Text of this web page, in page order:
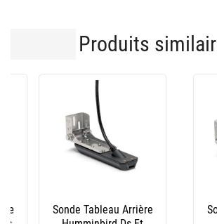
Produits
Sonde Tableau Arrière